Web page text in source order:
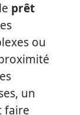
prêt
ou
un
faire